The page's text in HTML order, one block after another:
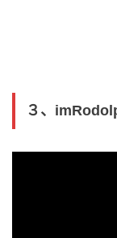
３、